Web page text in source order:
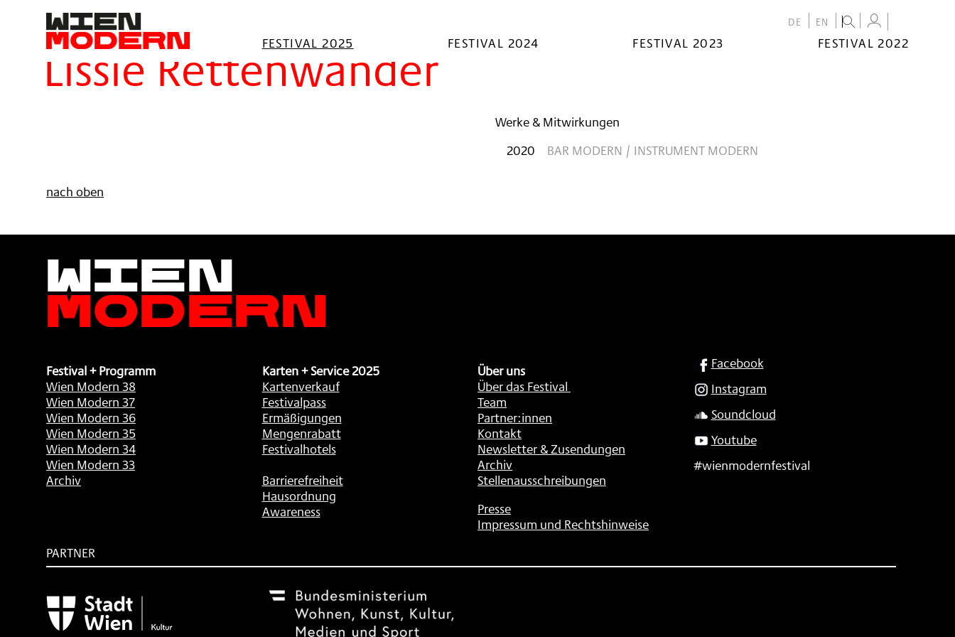
springen
DE EN
FESTIVAL 2025 FESTIVAL 2024 FESTIVAL 2023 FESTIVAL 2022
Filter
Lissie Rettenwander
Werke & Mitwirkungen
2020
BAR MODERN / INSTRUMENT MODERN
nach oben
Wien
Modern
Festival + Programm
Wien Modern 38
Wien Modern 37
Wien Modern 36
Wien Modern 35
Wien Modern 34
Wien Modern 33
Archiv
Karten + Service 2025
Kartenverkauf
Festivalpass
Ermäßigungen
Mengenrabatt
Festivalhotels
Barrierefreiheit
Hausordnung
Awareness
Über uns
Über das Festival
Team
Partner:innen
Kontakt
Newsletter & Zusendungen
Archiv
Stellenausschreibungen
Presse
Impressum und Rechtshinweise
SOCIAL
Facebook
Instagram
Soundcloud
Youtube
#wienmodernfestival
PARTNER